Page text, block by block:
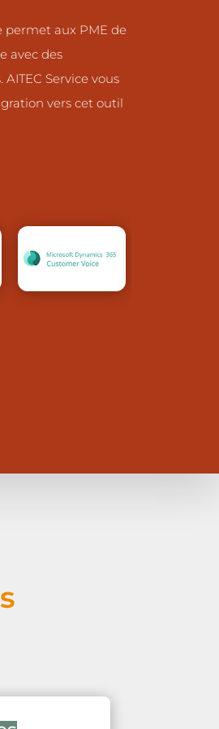
permet aux PME de
avec des
Service vous
vers cet outil